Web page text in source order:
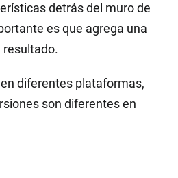
detrás del muro de
es que agrega una
resultado.
diferentes plataformas,
son diferentes en